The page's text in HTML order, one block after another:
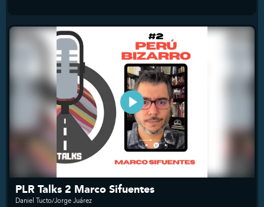
PLR Talks 2 Marco Sifuentes
Daniel Tucto/Jorge Juárez